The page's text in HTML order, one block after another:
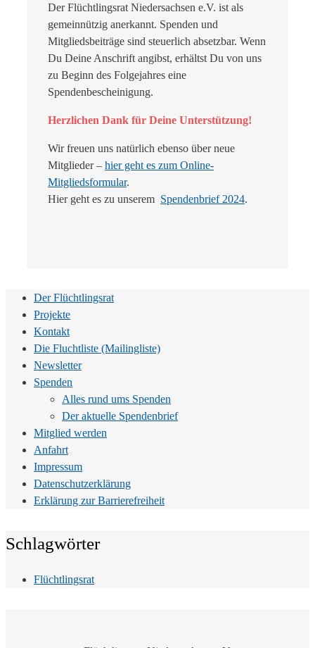
Der Flüchtlingsrat Niedersachsen e.V. ist als
gemeinnützig anerkannt. Spenden und
Mitgliedsbeiträge sind steuerlich absetzbar. Wenn
Du Deine Anschrift angibst, erhältst Du von uns
zu Beginn des Folgejahres eine
Spendenbescheinigung.
Herzlichen Dank für Deine Unterstützung!
Wir freuen uns natürlich ebenso über neue
Mitglieder – hier geht es zum Online-
Mitgliedsformular.
Hier geht es zu unserem Spendenbrief 2024.
Der Flüchtlingsrat
Projekte
Kontakt
Die Fluchtliste (Mailingliste)
Newsletter
Spenden
Alles rund ums Spenden
Der aktuelle Spendenbrief
Mitglied werden
Anfahrt
Impressum
Datenschutzerklärung
Erklärung zur Barrierefreiheit
Schlagwörter
Flüchtlingsrat